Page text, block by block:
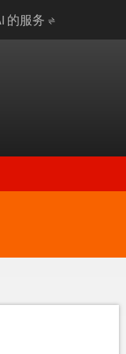
的服务